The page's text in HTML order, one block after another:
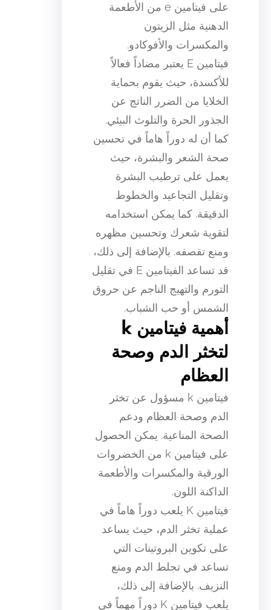
على فيتامين e من الأطعمة
الدهنية مثل الزيتون
والمكسرات والأفوكادو.
فيتامين E يعتبر مضاداً فعالاً
للأكسدة، حيث يقوم بحماية
الخلايا من الضرر الناتج عن
الجذور الحرة والتلوث البيئي.
كما أن له دوراً هاماً في تحسين
صحة الشعر والبشرة، حيث
يعمل على ترطيب البشرة
وتقليل التجاعيد والخطوط
الدقيقة. كما يمكن استخدامه
لتقوية شعرك وتحسين مظهره
ومنع تقصفه. بالإضافة إلى ذلك،
قد تساعد الفيتامين E في تقليل
التورم والتهيج الناجم عن حروق
الشمس أو حب الشباب.
أهمية فيتامين k
لتخثر الدم وصحة
العظام
فيتامين k مسؤول عن تخثر
الدم وصحة العظام ودعم
الصحة المناعية. يمكن الحصول
على فيتامين k من الخضروات
الورقية والمكسرات والأطعمة
الداكنة اللون.
فيتامين K يلعب دوراً هاماً في
عملية تخثر الدم، حيث يساعد
على تكوين البروتينات التي
تساعد في تجلط الدم ومنع
النزيف. بالإضافة إلى ذلك،
يلعب فيتامين K دوراً مهماً في